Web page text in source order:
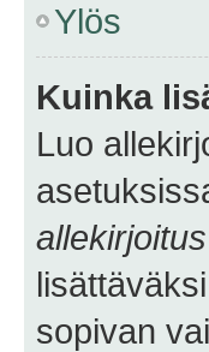
Ylös
Kuinka
Luo
allekirjoitus
sopivan